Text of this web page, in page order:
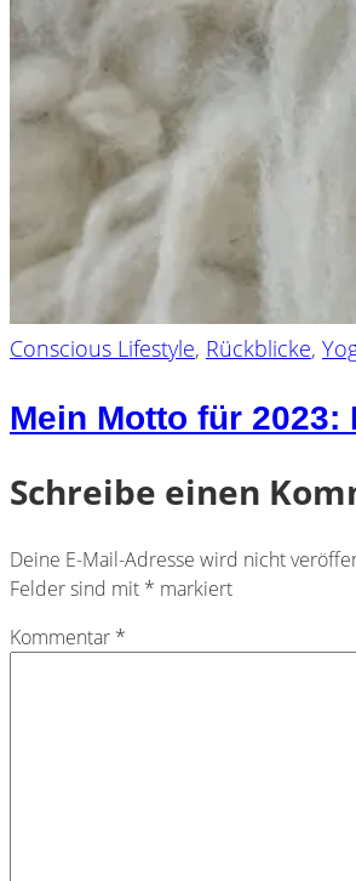
Conscious Lifestyle, Rückblicke,
Mein Motto für 2023:
Schreibe einen
Deine E-Mail-Adresse wird nicht
Felder sind mit * markiert
Kommentar *